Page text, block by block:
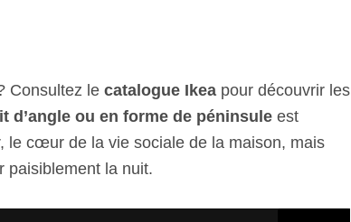
Consultez le catalogue Ikea pour découvrir les
d’angle ou en forme de péninsule est
le cœur de la vie sociale de la maison, mais
paisiblement la nuit.